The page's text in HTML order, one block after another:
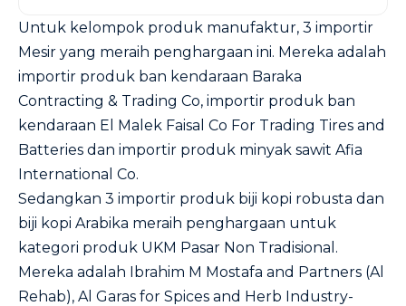
Untuk kelompok produk manufaktur, 3 importir
Mesir yang meraih penghargaan ini. Mereka adalah
importir produk ban kendaraan Baraka
Contracting & Trading Co, importir produk ban
kendaraan El Malek Faisal Co For Trading Tires and
Batteries dan importir produk minyak sawit Afia
International Co.
Sedangkan 3 importir produk biji kopi robusta dan
biji kopi Arabika meraih penghargaan untuk
kategori produk UKM Pasar Non Tradisional.
Mereka adalah Ibrahim M Mostafa and Partners (Al
Rehab), Al Garas for Spices and Herb Industry-